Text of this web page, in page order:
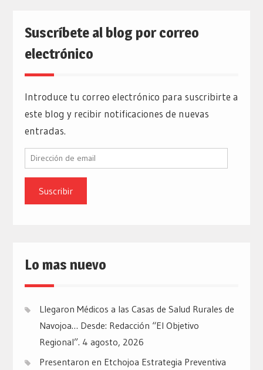
Suscríbete al blog por correo
electrónico
Introduce tu correo electrónico para suscribirte a
este blog y recibir notificaciones de nuevas
entradas.
Dirección
email
Lo mas nuevo
Llegaron Médicos a las Casas de Salud Rurales de
Navojoa… Desde: Redacción “El Objetivo
Regional”. 4 agosto, 2026
Presentaron en Etchojoa Estrategia Preventiva